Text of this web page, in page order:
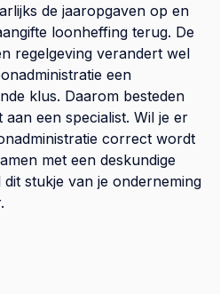
de jaaropgaven op en
loonheffing terug. De
regelgeving verandert wel
een
klus. Daarom besteden
een specialist. Wil je er
correct wordt
met een deskundige
stukje van je onderneming